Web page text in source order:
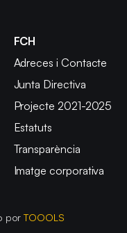
FCH
Adreces i Contacte
Junta Directiva
Projecte 2021-2025
Estatuts
Transparència
Imatge corporativa
porTOOOLS